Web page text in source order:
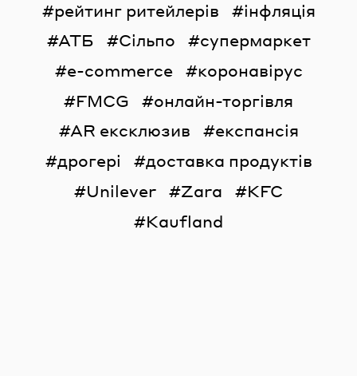
рейтинг ритейлерів
інфляція
АТБ
Сільпо
супермаркет
e-commerce
коронавірус
FMCG
онлайн-торгівля
AR ексклюзив
експансія
дрогері
доставка продуктів
Unilever
Zara
KFC
Kaufland